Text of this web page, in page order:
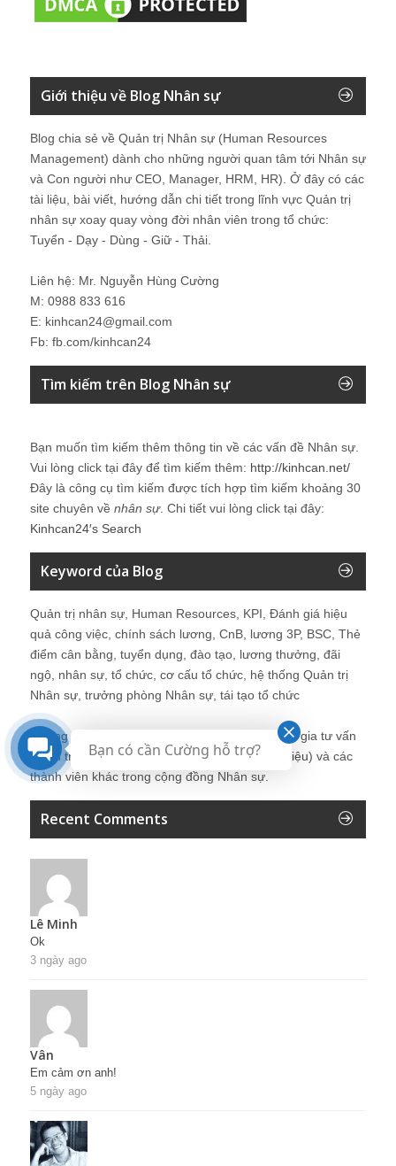
Giới thiệu về Blog Nhân sự
Blog chia sẻ về Quản trị Nhân sự (Human Resources
Management) dành cho những người quan tâm tới Nhân sự
và Con người như CEO, Manager, HRM, HR). Ở đây có các
tài liệu, bài viết, hướng dẫn chi tiết trong lĩnh vực Quản trị
nhân sự xoay quay vòng đời nhân viên trong tổ chức:
Tuyển - Dạy - Dùng - Giữ - Thải.
Liên hệ: Mr. Nguyễn Hùng Cường
M: 0988 833 616
E: kinhcan24@gmail.com
Fb: fb.com/kinhcan24
Tìm kiếm trên Blog Nhân sự
Bạn muốn tìm kiếm thêm thông tin về các vấn đề Nhân sự
Vui lòng click tại đây để tìm kiếm thêm: http://kinhcan.net/
Đây là công cụ tìm kiếm được tích hợp tìm kiếm khoảng 30
site chuyên về nhân sự. Chi tiết vui lòng click tại đây:
Kinhcan24′s Search
Keyword của Blog
Quản trị nhân sự, Human Resources, KPI, Đánh giá hiệu
quả công việc, chính sách lương, CnB, lương 3P, BSC, Thẻ
điểm cân bằng, tuyển dụng, đào tạo, lương thưởng, đãi
ngộ, nhân sự, tổ chức, cơ cấu tổ chức, hệ thống Quản trị
Nhân sự, trưởng phòng Nhân sự, tái tạo tổ chức
Những bài viết tại blog được chia sẻ bởi chuyên gia tư vấn
Quản trị Nhân sự Nguyễn Hùng Cường (giới thiệu) và các
thành viên khác trong cộng đồng Nhân sự.
Recent Comments
Lê Minh
Ok
3 ngày ago
Vân
Em cảm ơn anh!
5 ngày ago
Bạn có cần Cường hỗ trợ?